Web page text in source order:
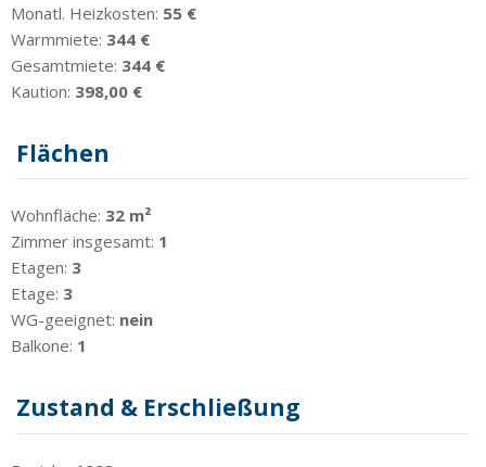
Monatl. Heizkosten: 55 €
Warmmiete: 344 €
Gesamtmiete: 344 €
Kaution: 398,00 €
Flächen
Wohnfläche: 32 m²
Zimmer insgesamt: 1
Etagen: 3
Etage: 3
WG-geeignet: nein
Balkone: 1
Zustand & Erschließung